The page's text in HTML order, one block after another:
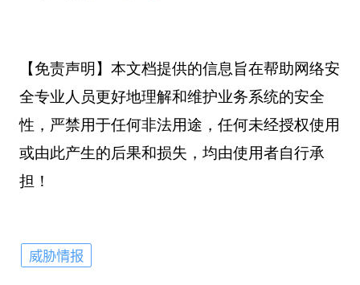
【免责声明】本文档提供的信息旨在帮助网络安
全专业人员更好地理解和维护业务系统的安全
性，严禁用于任何非法用途，任何未经授权使用
或由此产生的后果和损失，均由使用者自行承
担！
威胁情报